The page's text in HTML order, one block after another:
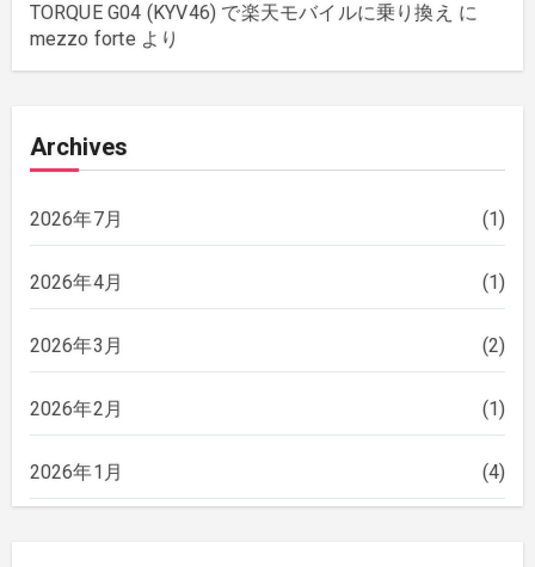
TORQUE G04 (KYV46) で楽天モバイルに乗り換え に
mezzo forteより
Archives
2026年7月 (1)
2026年4月 (1)
2026年3月 (2)
2026年2月 (1)
2026年1月 (4)